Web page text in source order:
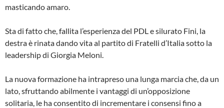
masticando amaro.
Sta di fatto che, fallita l’esperienza del PDL e silurato Fini, la
destra è rinata dando vita al partito di Fratelli d’Italia sotto la
leadership di Giorgia Meloni.
La nuova formazione ha intrapreso una lunga marcia che, da un
lato, sfruttando abilmente i vantaggi di un’opposizione
solitaria, le ha consentito di incrementare i consensi fino a